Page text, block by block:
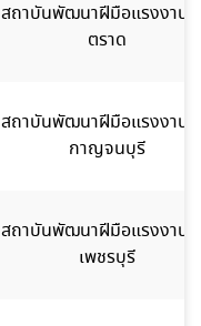
สถาบันพัฒนาฝีมือแรงงาน
ตราด
สถาบันพัฒนาฝีมือแรงงาน
กาญจนบุรี
สถาบันพัฒนาฝีมือแรงงาน
เพชรบุรี